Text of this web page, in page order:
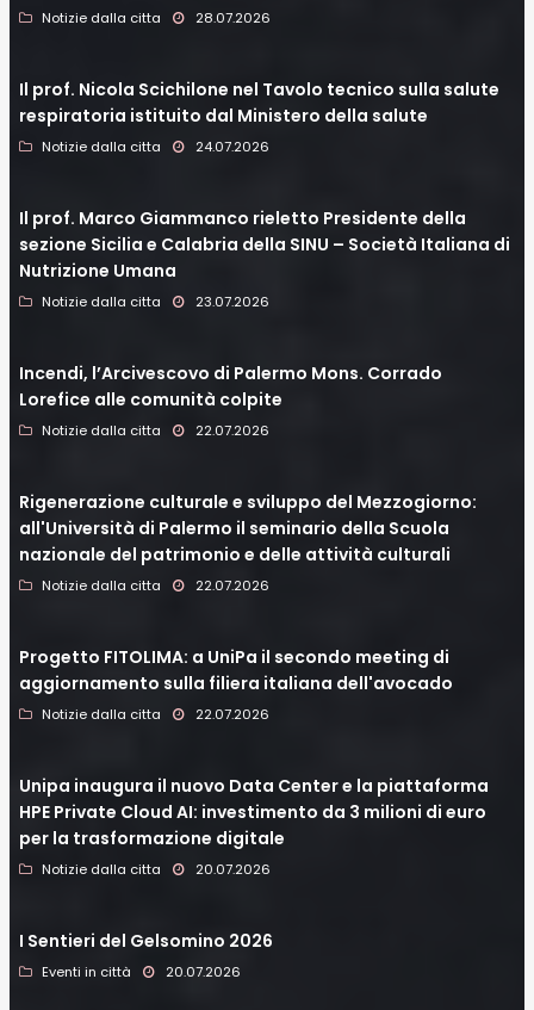
Notizie dalla citta 28.07.2026
Il prof. Nicola Scichilone nel Tavolo tecnico sulla salute
respiratoria istituito dal Ministero della salute
Notizie dalla citta 24.07.2026
Il prof. Marco Giammanco rieletto Presidente della
sezione Sicilia e Calabria della SINU – Società Italiana di
Nutrizione Umana
Notizie dalla citta 23.07.2026
Incendi, l’Arcivescovo di Palermo Mons. Corrado
Lorefice alle comunità colpite
Notizie dalla citta 22.07.2026
Rigenerazione culturale e sviluppo del Mezzogiorno:
all'Università di Palermo il seminario della Scuola
nazionale del patrimonio e delle attività culturali
Notizie dalla citta 22.07.2026
Progetto FITOLIMA: a UniPa il secondo meeting di
aggiornamento sulla filiera italiana dell'avocado
Notizie dalla citta 22.07.2026
Unipa inaugura il nuovo Data Center e la piattaforma
HPE Private Cloud AI: investimento da 3 milioni di euro
per la trasformazione digitale
Notizie dalla citta 20.07.2026
I Sentieri del Gelsomino 2026
Eventi in città 20.07.2026